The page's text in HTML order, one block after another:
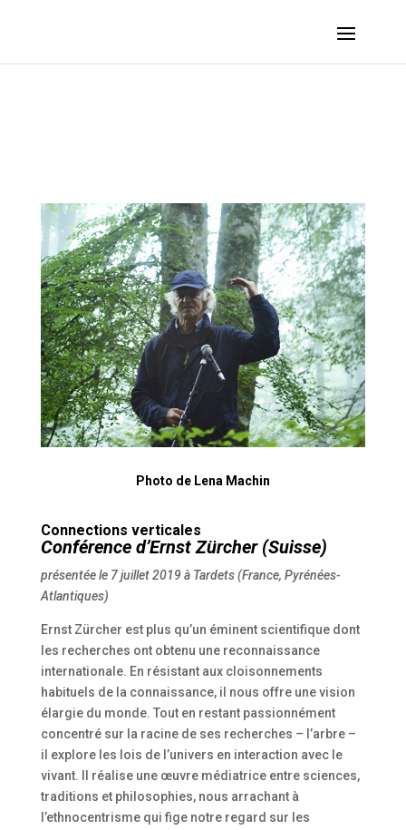
Photo de Lena Machin
Connections verticales
Conférence d’Ernst Zürcher (Suisse)
présentée le 7 juillet 2019 à Tardets(France, Pyrénées-
Atlantiques)
Ernst Zürcher est plus qu’un éminent scientifique dont
les recherches ont obtenu une reconnaissance
internationale. En résistant aux cloisonnements
habituels de la connaissance, il nous offre une vision
élargie du monde. Tout en restant passionnément
concentré sur la racine de ses recherches – l’arbre –
il explore les lois de l’univers en interaction avec le
vivant. Il réalise une œuvre médiatrice entre sciences,
traditions et philosophies, nous arrachant à
l’ethnocentrisme qui fige notre regard sur les